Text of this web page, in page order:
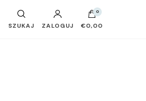
SZUKAJ ZALOGUJ
0
€0,00